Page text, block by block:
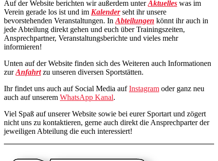
Auf der Website berichten wir außerdem unterAktuelles was im
Verein gerade los ist und im Kalenderseht ihr unsere
bevorstehenden Veranstaltungen. In Abteilungen könnt ihr auch in
jede Abteilung direkt gehen und euch über Trainingszeiten,
Ansprechpartner, Veranstaltungsberichte und vieles mehr
informieren!
Unten auf der Website finden sich des Weiteren auch Informationen
zurAnfahrtzu unseren diversen Sportstätten.
Ihr findet uns auch auf Social Media aufInstagram oder ganz neu
auch auf unserem WhatsApp Kanal.
Viel Spaß auf unserer Website sowie bei eurer Sportart und zögert
nicht uns zu kontaktieren, gerne auch direkt die Ansprechparter der
jeweiligen Abteilung die euch interessiert!